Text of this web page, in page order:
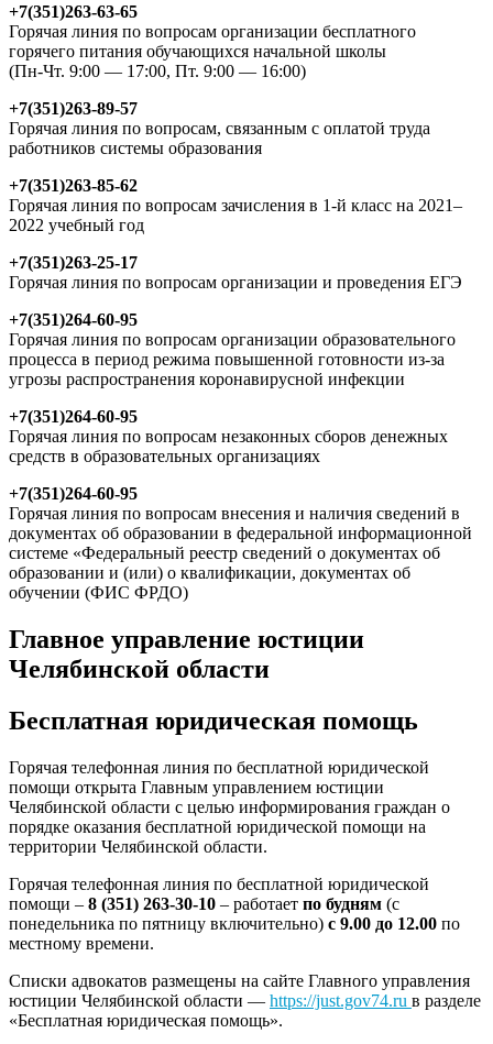
+7(351)263-63-65
Горячая линия по вопросам организации бесплатного
горячего питания обучающихся начальной школы
(Пн-Чт. 9:00 — 17:00, Пт. 9:00 — 16:00)
+7(351)263-89-57
Горячая линия по вопросам, связанным с оплатой труда
работников системы образования
+7(351)263-85-62
Горячая линия по вопросам зачисления в 1-й класс на 2021–
2022 учебный год
+7(351)263-25-17
Горячая линия по вопросам организации и проведения ЕГЭ
+7(351)264-60-95
Горячая линия по вопросам организации образовательного
процесса в период режима повышенной готовности из-за
угрозы распространения коронавирусной инфекции
+7(351)264-60-95
Горячая линия по вопросам незаконных сборов денежных
средств в образовательных организациях
+7(351)264-60-95
Горячая линия по вопросам внесения и наличия сведений в
документах об образовании в федеральной информационной
системе «Федеральный реестр сведений о документах об
образовании и (или) о квалификации, документах об
обучении (ФИС ФРДО)
Главное управление юстиции
Челябинской области
Бесплатная юридическая помощь
Горячая телефонная линия по бесплатной юридической
помощи открыта Главным управлением юстиции
Челябинской области с целью информирования граждан о
порядке оказания бесплатной юридической помощи на
территории Челябинской области.
Горячая телефонная линия по бесплатной юридической
помощи – 8 (351) 263-30-10 – работает по будням (с
понедельника по пятницу включительно) с 9.00 до 12.00 по
местному времени.
Списки адвокатов размещены на сайте Главного управления
юстиции Челябинской области — https://just.gov74.ru в разделе
«Бесплатная юридическая помощь».